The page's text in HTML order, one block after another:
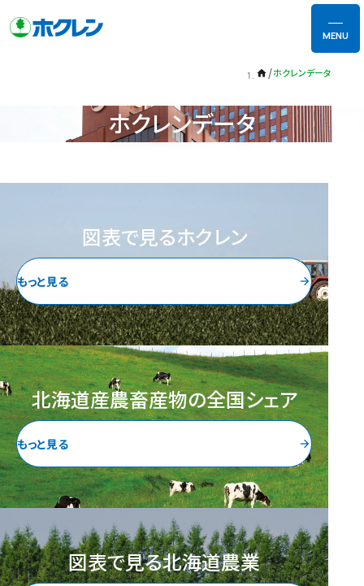
MENU
home ホクレンデータ
ホクレンデータ
図表で見るホクレン
もっと見る arrow_forward
北海道産農畜産物の全国シェア
もっと見る arrow_forward
図表で見る北海道農業